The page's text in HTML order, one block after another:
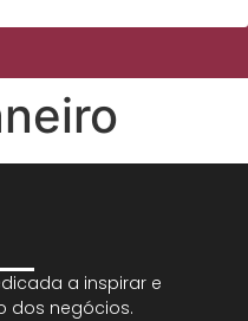
a inspirar e
dos negócios.